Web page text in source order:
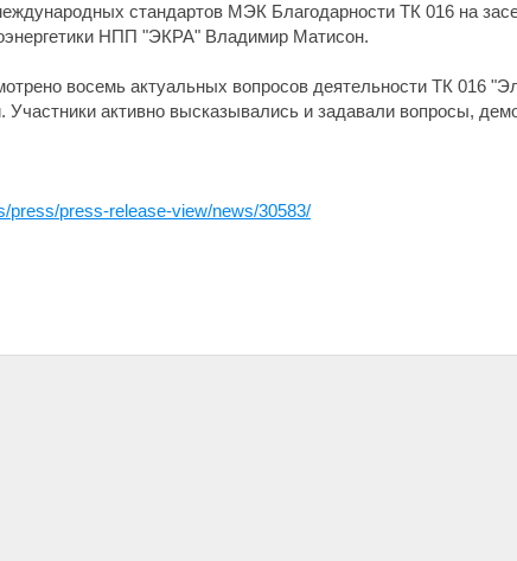
стандартов МЭК Благодарности ТК 016 на
НПП "ЭКРА" Владимир Матисон.
восемь актуальных вопросов деятельности ТК 016
Участники активно высказывались и задавали вопросы,
press/press-release-view/news/30583/